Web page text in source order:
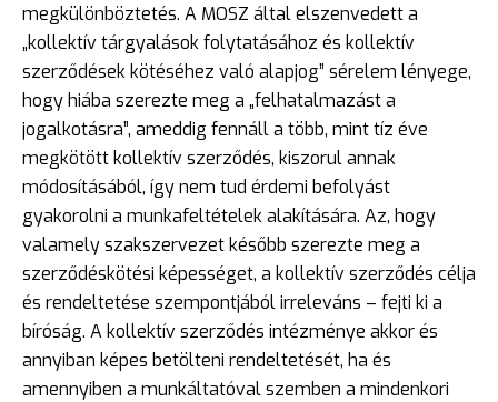
megkülönböztetés. A MOSZ által elszenvedett a
„kollektív tárgyalások folytatásához és kollektív
szerződések kötéséhez való alapjog” sérelem lényege,
hogy hiába szerezte meg a „felhatalmazást a
jogalkotásra”, ameddig fennáll a több, mint tíz éve
megkötött kollektív szerződés, kiszorul annak
módosításából, így nem tud érdemi befolyást
gyakorolni a munkafeltételek alakítására. Az, hogy
valamely szakszervezet később szerezte meg a
szerződéskötési képességet, a kollektív szerződés célja
és rendeltetése szempontjából irreleváns – fejti ki a
bíróság. A kollektív szerződés intézménye akkor és
annyiban képes betölteni rendeltetését, ha és
amennyiben a munkáltatóval szemben a mindenkori